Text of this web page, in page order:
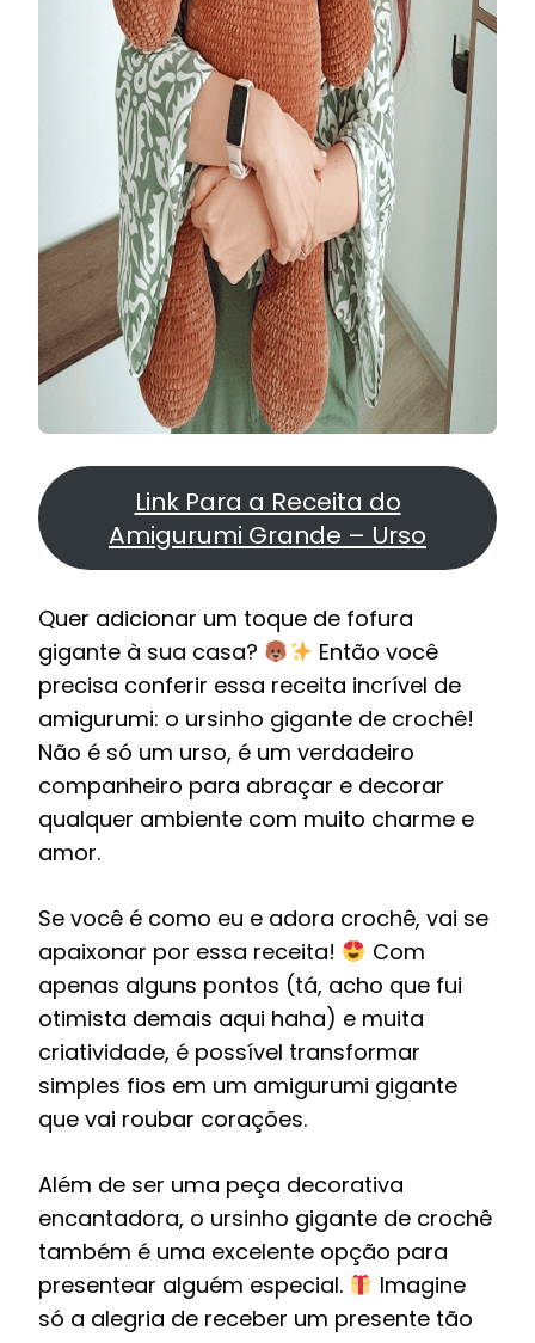
Link Para a Receita do
Amigurumi Grande – Urso
Quer adicionar um toque de fofura
gigante à sua casa?
Então você
precisa conferir essa receita incrível de
amigurumi: o ursinho gigante de crochê!
Não é só um urso, é um verdadeiro
companheiro para abraçar e decorar
qualquer ambiente com muito charme e
amor.
Se você é como eu e adora crochê, vai se
apaixonar por essa receita!
Com
apenas alguns pontos (tá, acho que fui
otimista demais aqui haha) e muita
criatividade, é possível transformar
simples fios em um amigurumi gigante
que vai roubar corações.
Além de ser uma peça decorativa
encantadora, o ursinho gigante de crochê
também é uma excelente opção para
presentear alguém especial.
Imagine
só a alegria de receber um presente tão